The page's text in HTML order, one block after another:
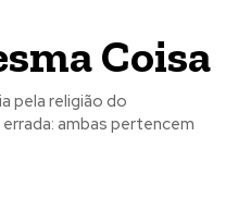
Coisa
pela religião do
ambas pertencem